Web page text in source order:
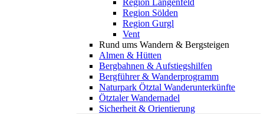
Region Längenfeld
Region Sölden
Region Gurgl
Vent
Rund ums Wandern & Bergsteigen
Almen & Hütten
Bergbahnen & Aufstiegshilfen
Bergführer & Wanderprogramm
Naturpark Ötztal Wanderunterkünfte
Ötztaler Wandernadel
Sicherheit & Orientierung